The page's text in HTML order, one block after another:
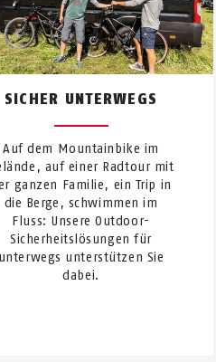
SICHER UNTERWEGS
Auf dem Mountainbike im
auf einer Radtour mit
ganzen Familie, ein Trip in
die Berge, schwimmen im
Fluss: Unsere Outdoor-
Sicherheitslösungen für
unterwegs unterstützen Sie
dabei.